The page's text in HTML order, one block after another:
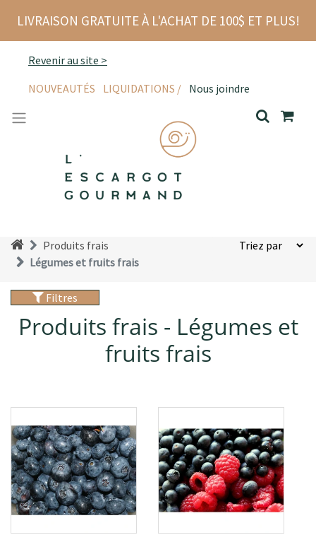
LIVRAISON GRATUITE À L'ACHAT DE 100$ ET PLUS!
Revenir au site >
NOUVEAUTÉS
LIQUIDATIONS / Nous joindre
Produits frais
Légumes et fruits frais
Filtres
Produits frais - Légumes et
fruits frais